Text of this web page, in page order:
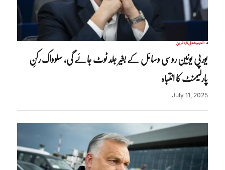
انٹرنیشنلتازہ ترین
یورپی یونین روسی وسائل کے بغیر جلد ٹوٹ جائے گی، سلوواک رکنِ
پارلیمنٹ کا انتباہ
July 11, 2025